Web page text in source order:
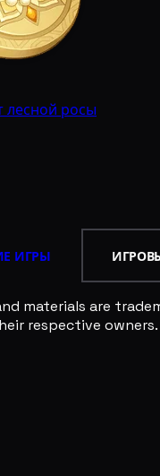
лесной росы
ИГРЫ
materials are
respective owners.